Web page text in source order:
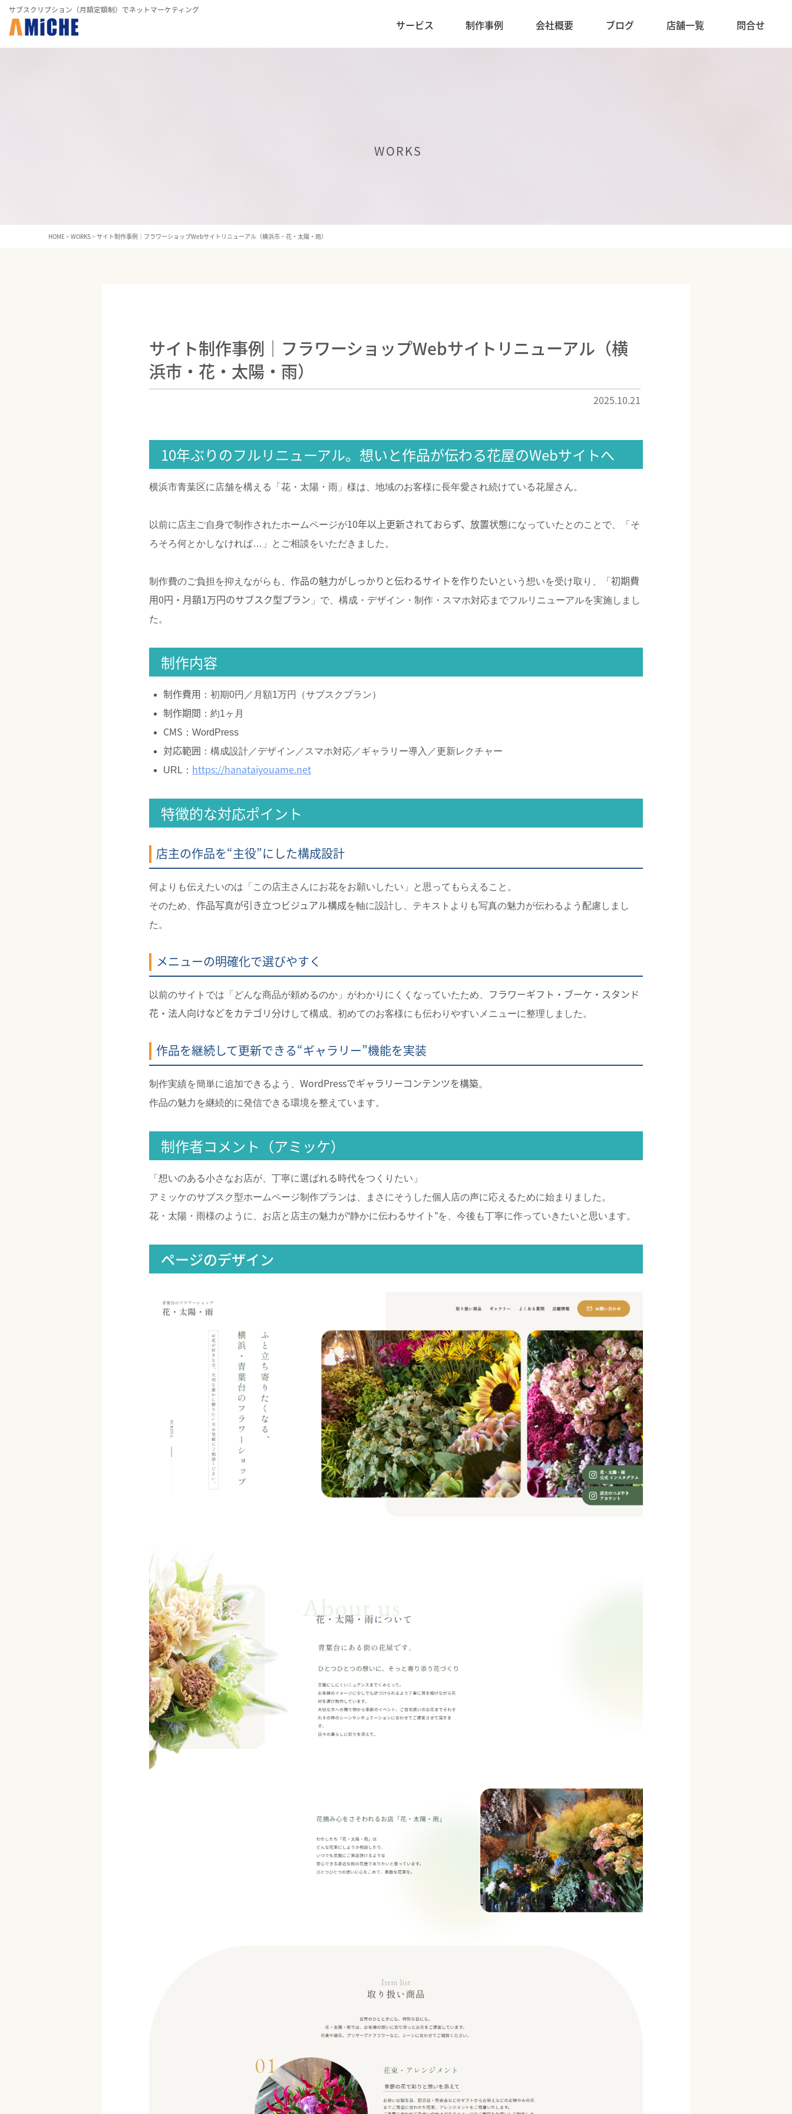
サブスクリプション（月額定額制）でネットマーケティング
サービス 制作事例 会社概要 ブログ 店舗一覧 問合せ
WORKS
HOME>WORKS>サイト制作事例｜フラワーショップWebサイトリニューアル（横浜市・花・太陽・雨）
サイト制作事例｜フラワーショップWebサイトリニューアル（横
浜市・花・太陽・雨）
2025.10.21
10年ぶりのフルリニューアル。想いと作品が伝わる花屋のWebサイトへ
横浜市青葉区に店舗を構える「花・太陽・雨」様は、地域のお客様に長年愛され続けている花屋さん。
以前に店主ご自身で制作されたホームページが10年以上更新されておらず、放置状態になっていたとのことで、「そ
ろそろ何とかしなければ…」とご相談をいただきました。
制作費のご負担を抑えながらも、 作品の魅力がしっかりと伝わるサイトを作りたいという想いを受け取り、「 初期費
用0円・月額1万円のサブスク型プラン 」で、構成・デザイン・制作・スマホ対応までフルリニューアルを実施しまし
た。
制作内容
制作費用 ：初期0円／月額1万円（サブスクプラン）
制作期間 ：約1ヶ月
CMS ：WordPress
対応範囲 ：構成設計／デザイン／スマホ対応／ギャラリー導入／更新レクチャー
URL： https://hanataiyouame.net
特徴的な対応ポイント
店主の作品を“主役”にした構成設計
何よりも伝えたいのは「この店主さんにお花をお願いしたい」と思ってもらえること。
そのため、 作品写真が引き立つビジュアル構成を軸に設計し、テキストよりも写真の魅力が伝わるよう配慮しまし
た。
メニューの明確化で選びやすく
以前のサイトでは「どんな商品が頼めるのか」がわかりにくくなっていたため、
フラワーギフト・ブーケ・スタンド
花・法人向けなどをカテゴリ分け して構成。初めてのお客様にも伝わりやすいメニューに整理しました。
作品を継続して更新できる“ギャラリー”機能を実装
制作実績を簡単に追加できるよう、 WordPressでギャラリーコンテンツを構築。
作品の魅力を継続的に発信できる環境を整えています。
制作者コメント（アミッケ）
「想いのある小さなお店が、丁寧に選ばれる時代をつくりたい」
アミッケのサブスク型ホームページ制作プランは、まさにそうした個人店の声に応えるために始まりました。
花・太陽・雨様のように、お店と店主の魅力が“静かに伝わるサイト”を、今後も丁寧に作っていきたいと思います。
ページのデザイン